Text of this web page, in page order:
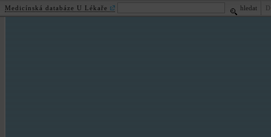
Medicínská databáze U Lékaře hledat